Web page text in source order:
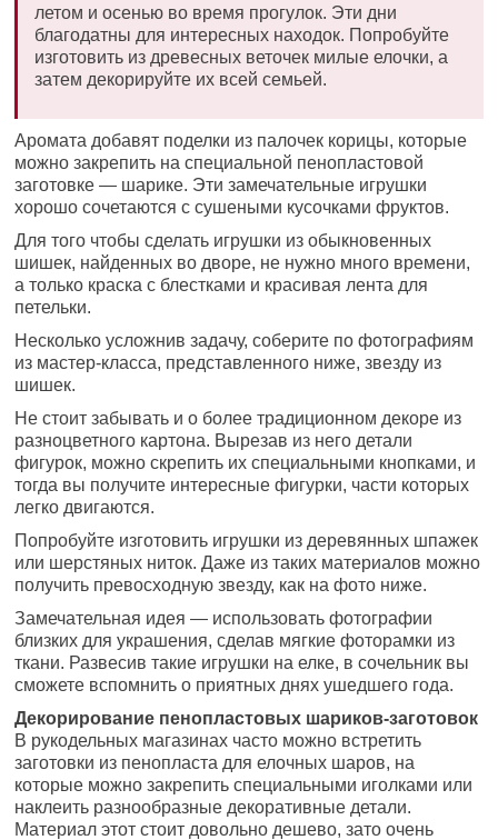
летом и осенью во время прогулок. Эти дни
благодатны для интересных находок. Попробуйте
изготовить из древесных веточек милые елочки, а
затем декорируйте их всей семьей.
Аромата добавят поделки из палочек корицы, которые
можно закрепить на специальной пенопластовой
заготовке — шарике. Эти замечательные игрушки
хорошо сочетаются с сушеными кусочками фруктов.
Для того чтобы сделать игрушки из обыкновенных
шишек, найденных во дворе, не нужно много времени,
а только краска с блестками и красивая лента для
петельки.
Несколько усложнив задачу, соберите по фотографиям
из мастер-класса, представленного ниже, звезду из
шишек.
Не стоит забывать и о более традиционном декоре из
разноцветного картона. Вырезав из него детали
фигурок, можно скрепить их специальными кнопками, и
тогда вы получите интересные фигурки, части которых
легко двигаются.
Попробуйте изготовить игрушки из деревянных шпажек
или шерстяных ниток. Даже из таких материалов можно
получить превосходную звезду, как на фото ниже.
Замечательная идея — использовать фотографии
близких для украшения, сделав мягкие фоторамки из
ткани. Развесив такие игрушки на елке, в сочельник вы
сможете вспомнить о приятных днях ушедшего года.
Декорирование пенопластовых шариков-заготовок
В рукодельных магазинах часто можно встретить
заготовки из пенопласта для елочных шаров, на
которые можно закрепить специальными иголками или
наклеить разнообразные декоративные детали.
Материал этот стоит довольно дешево, зато очень